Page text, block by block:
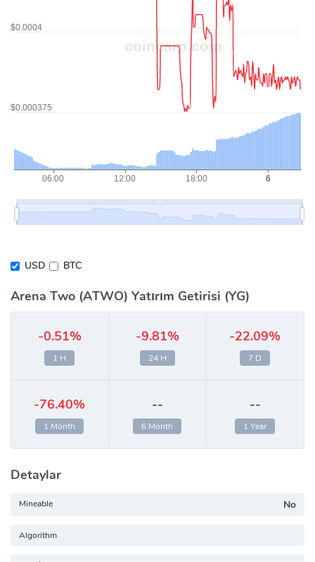
USD BTC
Arena Two (ATWO) Yatırım Getirisi (YG)
-0.51%
1 H
-9.81%
24 H
-22.09%
7 D
-76.40%
1 Month
--
6 Month
--
1 Year
Detaylar
Mineable No
Algorithm